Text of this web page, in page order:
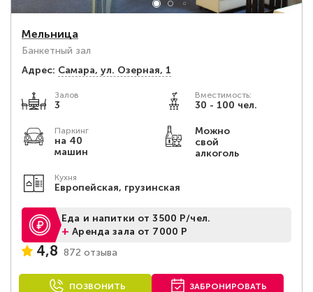
Мельница
Банкетный зал
Адрес: Самара, ул. Озерная, 1
Залов
3
Вместимость:
30 - 100 чел.
Паркинг
на 40
машин
Можно
свой
алкоголь
Кухня
Европейская, грузинская
Еда и напитки от 3500 Р/чел.
+Аренда зала от 7000 Р
4,8 872 отзыва
ПОЗВОНИТЬ ЗАБРОНИРОВАТЬ